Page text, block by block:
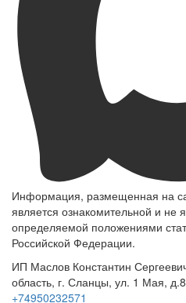
Информация, размещенная на
является ознакомительной и не
определяемой положениями
Российской Федерации.
ИП Маслов Константин
область, г. Сланцы, ул. 1 Мая,
+74950232571